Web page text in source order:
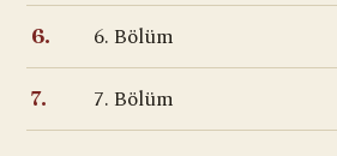
6. 6. Bölüm
7. 7. Bölüm